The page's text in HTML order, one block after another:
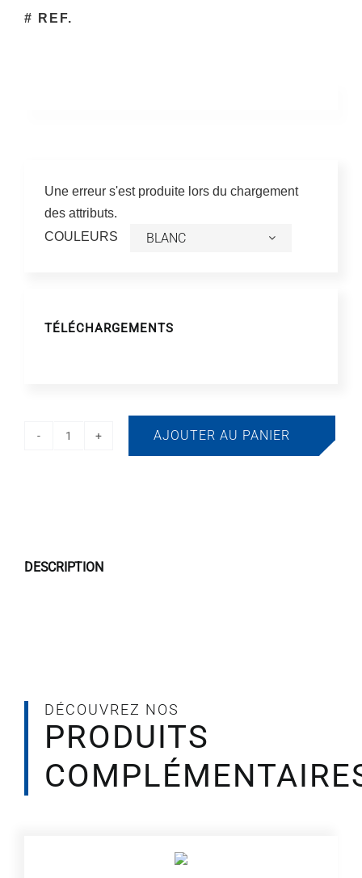
# REF.
Une erreur s'est produite lors du chargement
des attributs.
COULEURS
TÉLÉCHARGEMENTS
couvercle
AJOUTER AU PANIER
DESCRIPTION
DÉCOUVREZ NOS
PRODUITS